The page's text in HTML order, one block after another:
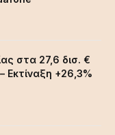
στα 27,6 δισ. €
Εκτίναξη +26,3%